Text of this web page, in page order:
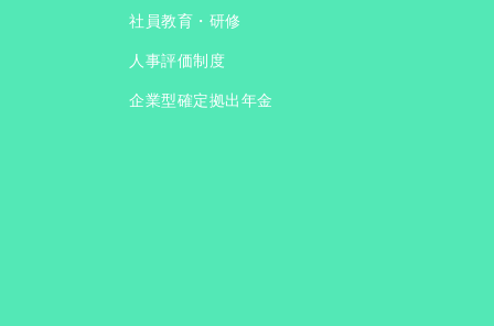
社員教育・研修
人事評価制度
企業型確定拠出年金